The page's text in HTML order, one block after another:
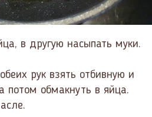
в другую насыпать муки.
рук взять отбивную и
потом обмакнуть в яйца.